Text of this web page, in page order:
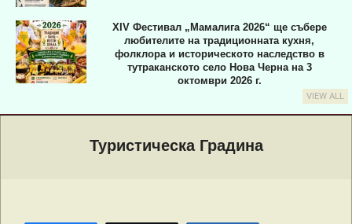
XIV Фестивал „Мамалига 2026“ ще събере
любителите на традиционната кухня,
фолклора и историческото наследство в
тутраканското село Нова Черна на 3
октомври 2026 г.
VIEW ALL
Туристическа Градина